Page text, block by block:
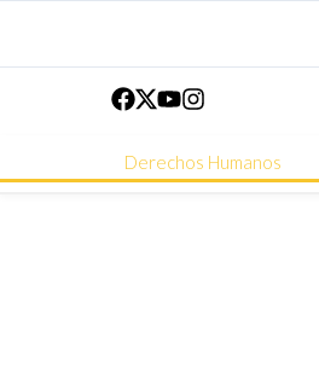
Derechos Humanos